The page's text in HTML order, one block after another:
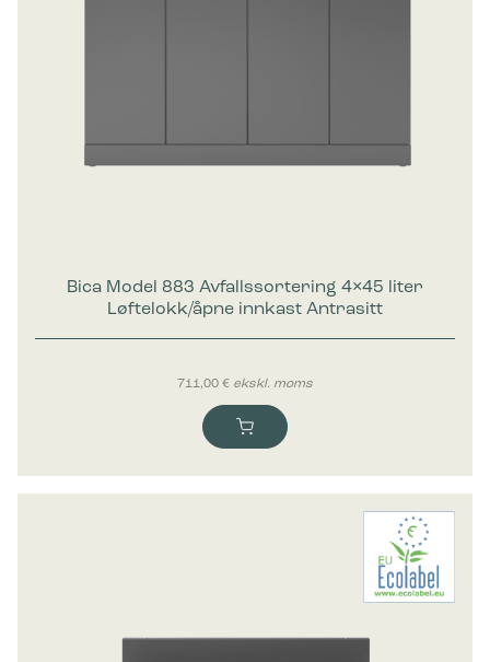
Bica Model 883 Avfallssortering 4×45 liter
Løftelokk/åpne innkast Antrasitt
711,00 € ekskl. moms